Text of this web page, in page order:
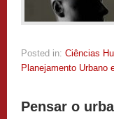
Posted in: Ciências
Planejamento Urbano
Pensar o